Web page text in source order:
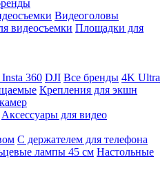
Видеоголовы
видеосъемки Площадки для
Insta 360 DJI Все бренды 4K Ultra
Крепления для экшн
Аксессуары для видео
C держателем для телефона
лампы 45 см Настольные